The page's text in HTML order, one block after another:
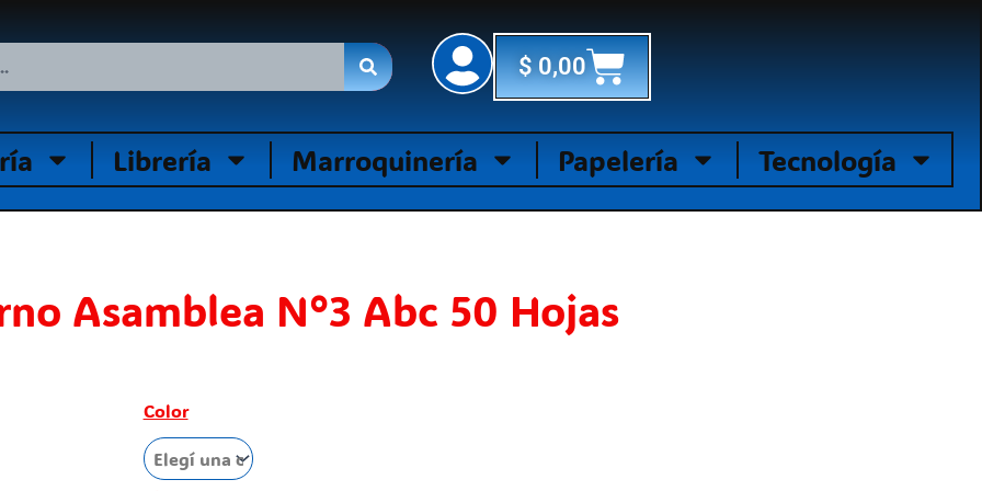
$0,00Cart
Librería Marroquinería Papelería Tecnología
Asamblea N°3 Abc 50 Hojas
Color
Cuaderno
Asamblea
N°3